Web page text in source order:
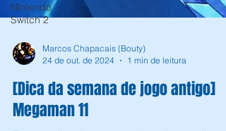
Nintendo
Switch 2